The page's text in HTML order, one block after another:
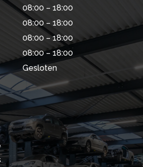
08:00 – 18:00
08:00 – 18:00
08:00 – 18:00
08:00 – 18:00
Gesloten